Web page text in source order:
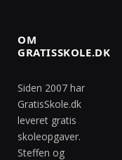
OM
GRATISSKOLE.DK
Siden 2007 har
GratisSkole.dk
leveret gratis
skoleopgaver.
Steffen og